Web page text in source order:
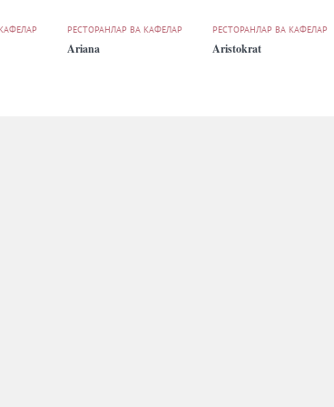
РЕСТОРАНЛАР ВА КАФЕЛАР
Ariana
РЕСТОРАНЛАР ВА КАФЕЛАР
Aristokrat